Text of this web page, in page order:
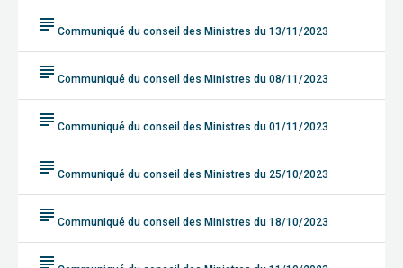
subject Communiqué du conseil des Ministres du 13/11/2023
subject Communiqué du conseil des Ministres du 08/11/2023
subject Communiqué du conseil des Ministres du 01/11/2023
subject Communiqué du conseil des Ministres du 25/10/2023
subject Communiqué du conseil des Ministres du 18/10/2023
subject